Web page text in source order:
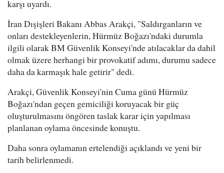
karşı uyardı.
İran Dışişleri Bakanı Abbas Arakçi, "Saldırganların ve
onları destekleyenlerin, Hürmüz Boğazı'ndaki durumla
ilgili olarak BM Güvenlik Konseyi'nde atılacaklar da dahil
olmak üzere herhangi bir provokatif adımı, durumu sadece
daha da karmaşık hale getirir" dedi.
Arakçi, Güvenlik Konseyi'nin Cuma günü Hürmüz
Boğazı'ndan geçen gemiciliği koruyacak bir güç
oluşturulmasını öngören taslak karar için yapılması
planlanan oylama öncesinde konuştu.
Daha sonra oylamanın ertelendiği açıklandı ve yeni bir
tarih belirlenmedi.